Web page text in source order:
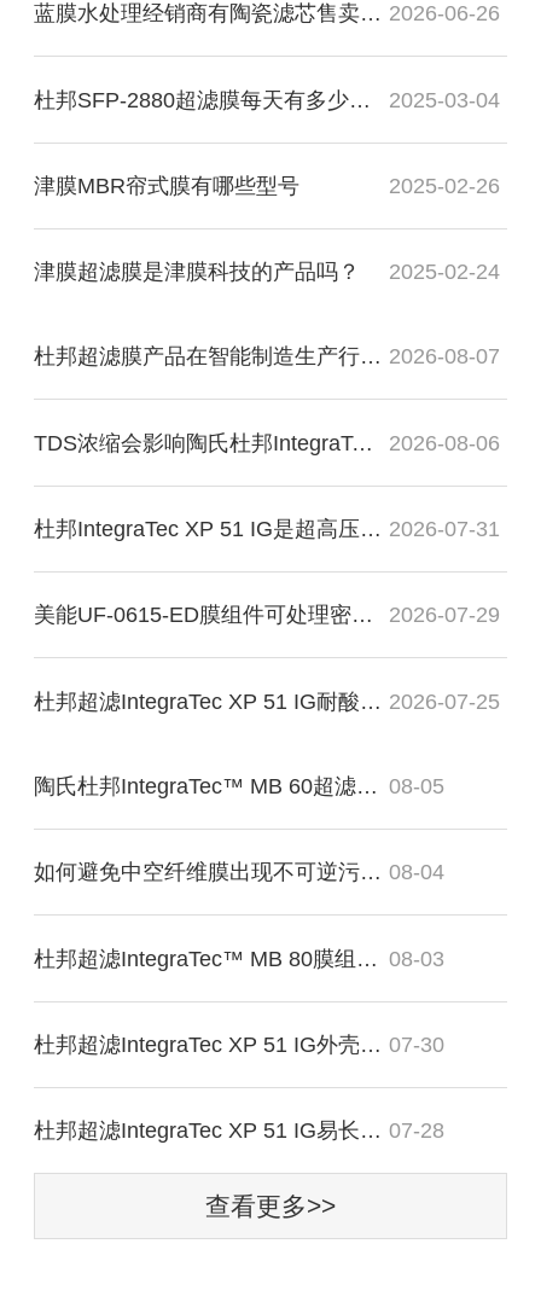
蓝膜水处理经销商有陶瓷滤芯售卖吗？ 2026-06-26
杜邦SFP-2880超滤膜每天有多少产水量 2025-03-04
津膜MBR帘式膜有哪些型号 2025-02-26
津膜超滤膜是津膜科技的产品吗？ 2025-02-24
杜邦超滤膜产品在智能制造生产行业起什么作用？ 2026-08-07
TDS浓缩会影响陶氏杜邦IntegraTec™ MB 60超滤组件？ 2026-08-06
杜邦IntegraTec XP 51 IG是超高压超滤膜组件？ 2026-07-31
美能UF-0615-ED膜组件可处理密度大的液体？ 2026-07-29
杜邦超滤IntegraTec XP 51 IG耐酸耐碱？ 2026-07-25
陶氏杜邦IntegraTec™ MB 60超滤组件有耐腐蚀性能？ 08-05
如何避免中空纤维膜出现不可逆污染？ 08-04
杜邦超滤IntegraTec™ MB 80膜组件可自动清洗？ 08-03
杜邦超滤IntegraTec XP 51 IG外壳是玻璃材质？ 07-30
杜邦超滤IntegraTec XP 51 IG易长青苔吗？ 07-28
查看更多>>